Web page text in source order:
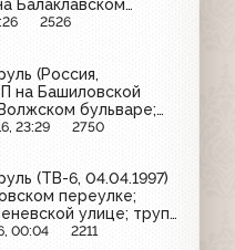
Балаклавском
2526
(Россия,
на Башиловской
бульваре;
Первомайской улице
23:29 2750
(ТВ-6, 04.04.1997)
переулке;
улице; труп
улице
00:04 2211